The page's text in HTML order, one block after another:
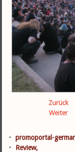
Zurück
Weiter
promoportal-
Review,